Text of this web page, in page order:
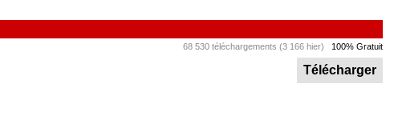
68 530 téléchargements (3 166 hier) 100% Gratuit
Télécharger